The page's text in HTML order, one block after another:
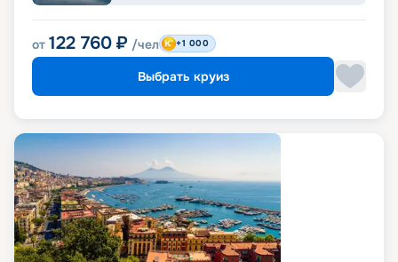
от 122 760 ₽ /чел +1 000
Выбрать круиз